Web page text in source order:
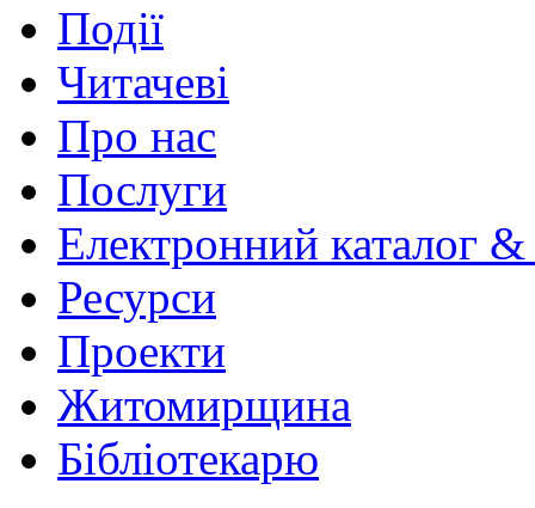
Події
Читачеві
Про нас
Послуги
Електронний каталог
Ресурси
Проекти
Житомирщина
Бібліотекарю